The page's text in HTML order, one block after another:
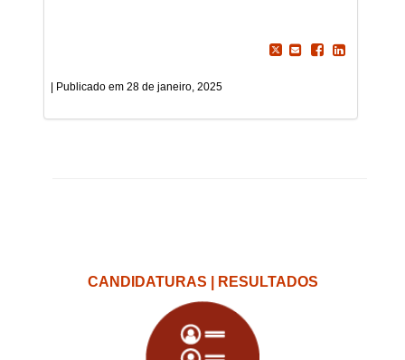
28 de janeiro, 2025
CANDIDATURAS | RESULTADOS